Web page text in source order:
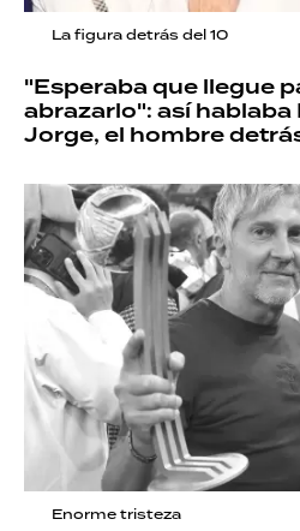
La figura detrás del 10
"Esperaba que llegue
abrazarlo": así hablaba
Jorge, el hombre
Enorme tristeza